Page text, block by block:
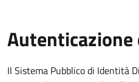
Autenticazione
Il Sistema Pubblico di Identità